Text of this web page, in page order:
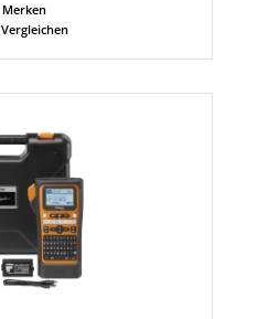
Merken
Vergleichen